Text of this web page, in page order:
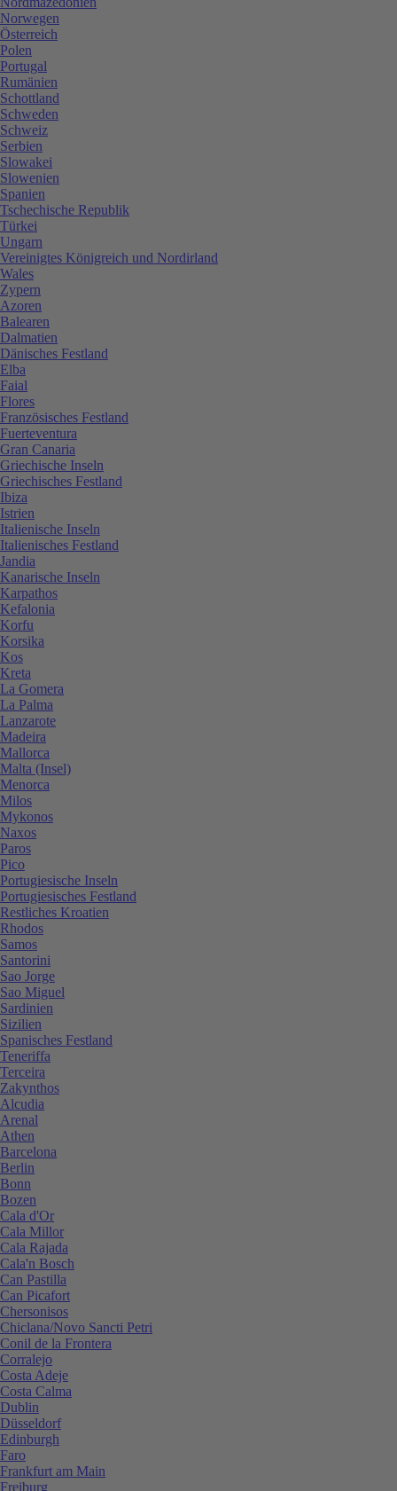
Norwegen
Österreich
Polen
Portugal
Rumänien
Schottland
Schweden
Schweiz
Serbien
Slowakei
Slowenien
Spanien
Tschechische Republik
Türkei
Ungarn
Vereinigtes Königreich und Nordirland
Wales
Zypern
Azoren
Balearen
Dalmatien
Dänisches Festland
Elba
Faial
Flores
Französisches Festland
Fuerteventura
Gran Canaria
Griechische Inseln
Griechisches Festland
Ibiza
Istrien
Italienische Inseln
Italienisches Festland
Jandia
Kanarische Inseln
Karpathos
Kefalonia
Korfu
Korsika
Kos
Kreta
La Gomera
La Palma
Lanzarote
Madeira
Mallorca
Malta (Insel)
Menorca
Milos
Mykonos
Naxos
Paros
Pico
Portugiesische Inseln
Portugiesisches Festland
Restliches Kroatien
Rhodos
Samos
Santorini
Sao Jorge
Sao Miguel
Sardinien
Sizilien
Spanisches Festland
Teneriffa
Terceira
Zakynthos
Alcudia
Arenal
Athen
Barcelona
Berlin
Bonn
Bozen
Cala d'Or
Cala Millor
Cala Rajada
Cala'n Bosch
Can Pastilla
Can Picafort
Chersonisos
Chiclana/Novo Sancti Petri
Conil de la Frontera
Corralejo
Costa Adeje
Costa Calma
Dublin
Düsseldorf
Edinburgh
Faro
Frankfurt am Main
Freiburg